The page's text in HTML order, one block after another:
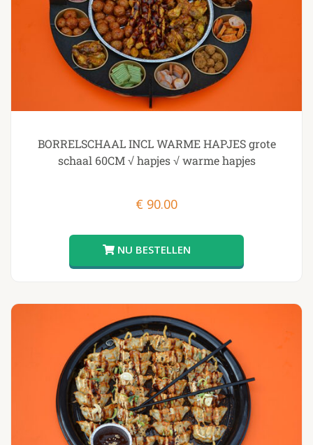
BORRELSCHAAL INCL WARME HAPJES grote
schaal 60CM √ hapjes √ warme hapjes
€ 90.00